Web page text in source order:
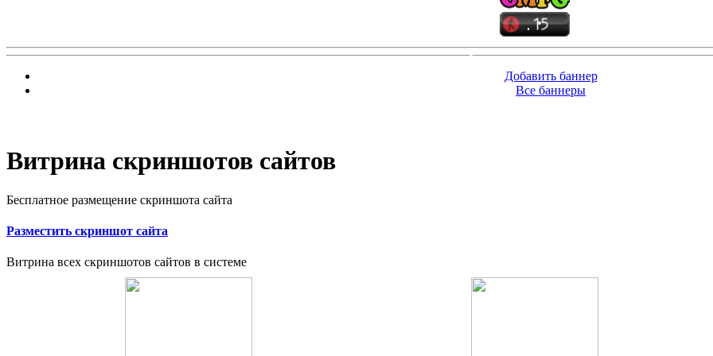
Добавить баннер
Все баннеры
Витрина скриншотов сайтов
Бесплатное размещение скриншота сайта
Разместить скриншот сайта
Витрина всех скриншотов сайтов в системе